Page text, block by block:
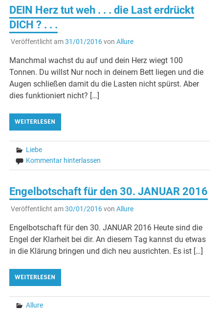
DEIN Herz tut weh . . . die Last erdrückt
DICH ? . . .
Veröffentlicht am31/01/2016von Allure
Manchmal wachst du auf und dein Herz wiegt 100
Tonnen. Du willst Nur noch in deinem Bett liegen und die
Augen schließen damit du die Lasten nicht spürst. Aber
dies funktioniert nicht? […]
WEITERLESEN
Liebe
Kommentar hinterlassen
Engelbotschaft für den 30. JANUAR 2016
Veröffentlicht am30/01/2016von Allure
Engelbotschaft für den 30. JANUAR 2016 Heute sind die
Engel der Klarheit bei dir. An diesem Tag kannst du etwas
in die Klärung bringen und dich neu ausrichten. Es ist […]
WEITERLESEN
Allure